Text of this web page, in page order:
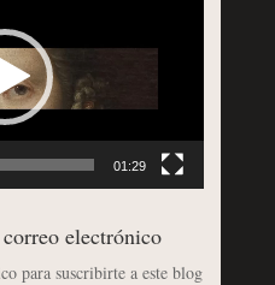
01:29
electrónico
para suscribirte a este blog